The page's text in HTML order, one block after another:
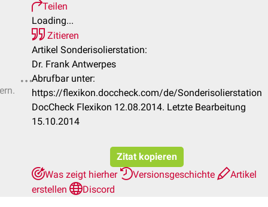
Teilen
Loading...
Zitieren
Artikel Sonderisolierstation:
Dr. Frank Antwerpes
Abrufbar unter:
https://flexikon.doccheck.com/de/Sonderisolierstation
DocCheck Flexikon 12.08.2014. Letzte Bearbeitung
15.10.2014
Zitat kopieren
Was zeigt hierher
Versionsgeschichte
Artikel
erstellen
Discord